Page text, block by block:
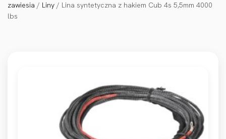
zawiesia / Liny / Lina syntetyczna z hakiem Cub 4s 5,5mm 4000
lbs